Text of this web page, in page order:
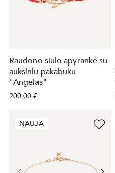
Raudono siūlo apyrankė su
auksiniu pakabuku
"Angelas"
200,00 €
NAUJA